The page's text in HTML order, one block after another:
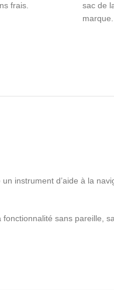
frais.
sac de
marque.
instrument d’aide à la
sans pareille,